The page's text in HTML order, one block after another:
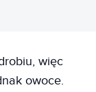
więc
owoce.